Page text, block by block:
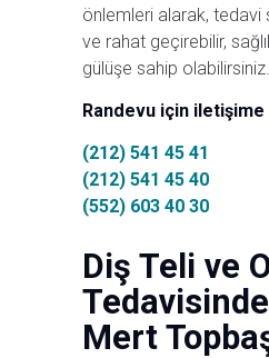
önlemleri alarak, tedavi
ve rahat geçirebilir,
gülüşe sahip olabilirsiniz.
Randevu için
(212) 541 45 41
(212) 541 45 40
(552) 603 40 30
Diş Teli ve
Mert